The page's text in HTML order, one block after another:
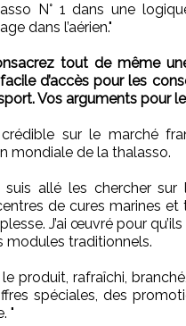
N° 1 dans une
dans l’aérien."
tout de même
d’accès pour les
Vos arguments pour
sur le marché
mondiale de la thalasso.
suis allé les chercher
de cures marines
J’ai œuvré pour
modules traditionnels.
produit, rafraîchi,
spéciales, des
"